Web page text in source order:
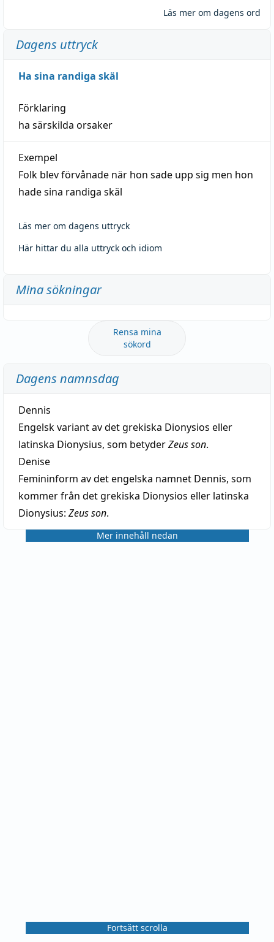
Läs mer om dagens ord
Dagens uttryck
Ha sina randiga skäl
Förklaring
ha särskilda orsaker
Exempel
Folk blev förvånade när hon sade upp sig men hon
hade sina randiga skäl
Läs mer om dagens uttryck
Här hittar du alla uttryck och idiom
Mina sökningar
Rensa mina
sökord
Dagens namnsdag
Dennis
Engelsk variant av det grekiska Dionysios eller
latinska Dionysius, som betyderZeus son.
Denise
Femininform av det engelska namnet Dennis, som
kommer från det grekiska Dionysios eller latinska
Dionysius: Zeus son.
Mer innehåll nedan
Fortsätt scrolla